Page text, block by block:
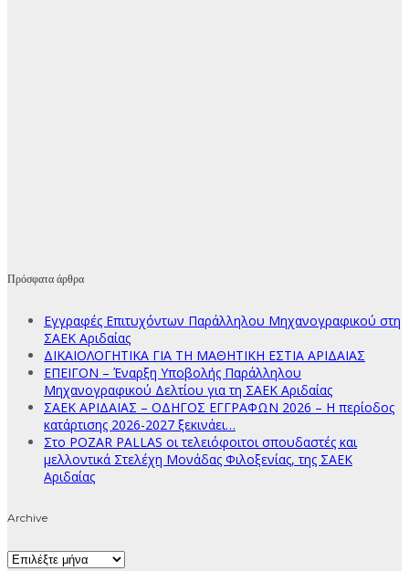
Πρόσφατα άρθρα
Εγγραφές Επιτυχόντων Παράλληλου Μηχανογραφικού στη
ΣΑΕΚ Αριδαίας
ΔΙΚΑΙΟΛΟΓΗΤΙΚΑ ΓΙΑ ΤΗ ΜΑΘΗΤΙΚΗ ΕΣΤΙΑ ΑΡΙΔΑΙΑΣ
ΕΠΕΙΓΟΝ – Έναρξη Υποβολής Παράλληλου
Μηχανογραφικού Δελτίου για τη ΣΑΕΚ Αριδαίας
ΣΑΕΚ ΑΡΙΔΑΙΑΣ – ΟΔΗΓΟΣ ΕΓΓΡΑΦΩΝ 2026 – Η περίοδος
κατάρτισης 2026-2027 ξεκινάει…
Στο POZAR PALLAS οι τελειόφοιτοι σπουδαστές και
μελλοντικά Στελέχη Μονάδας Φιλοξενίας, της ΣΑΕΚ
Αριδαίας
Archive
Archive